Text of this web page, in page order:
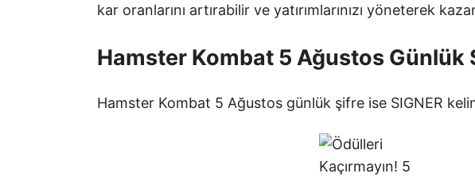
kar oranlarını artırabilir ve yatırımlarınızı yöneterek
Hamster Kombat 5 Ağustos Günlük
Hamster Kombat 5 Ağustos günlük şifre ise SIGNER